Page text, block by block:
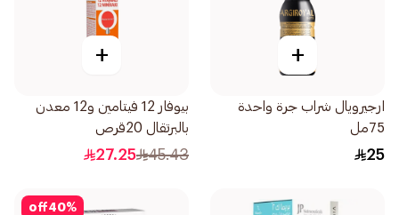
+
ارجيرويال شراب جرة واحدة
75مل
25
+
بيوفار 12 فيتامين و12 معدن
بالبرتقال 20قرص
45.43
27.25
40%
off